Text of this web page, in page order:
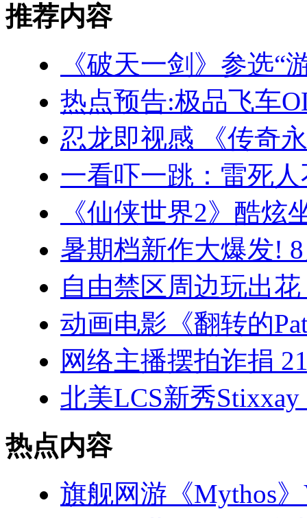
推荐内容
《破天一剑》参选“
热点预告:极品飞车
忍龙即视感 《传奇
一看吓一跳：雷死
《仙侠世界2》酷炫
暑期档新作大爆发!
自由禁区周边玩出
动画电影《翻转的
网络主播摆拍诈捐
北美LCS新秀
热点内容
旗舰网游《Mythos